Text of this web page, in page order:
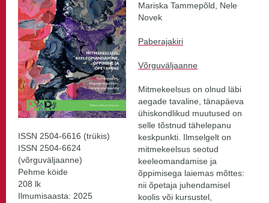
ISSN 2504-6616 (trükis)
ISSN 2504-6624
(võrguväljaanne)
Pehme köide
208 lk
Ilmumisaasta: 2025
Mariska Tammepõld, Nele
Novek
Paberajakiri
Võrguväljaanne
Mitmekeelsus on olnud läbi
aegade tavaline, tänapäeva
ühiskondlikud muutused on
selle tõstnud tähelepanu
keskpunkti. Ilmselgelt on
mitmekeelsus seotud
keeleomandamise ja
õppimisega laiemas mõttes:
nii õpetaja juhendamisel
koolis või kursustel,